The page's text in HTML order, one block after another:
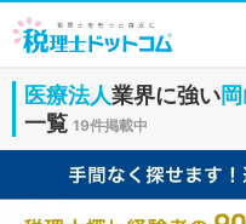
医療法人業界に強い
一覧 19件掲載中